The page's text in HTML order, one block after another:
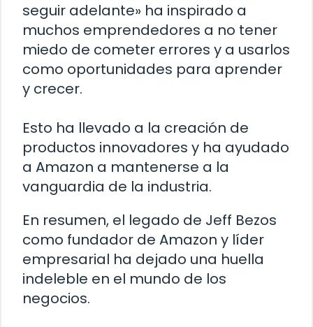
seguir adelante» ha inspirado a
muchos emprendedores a no tener
miedo de cometer errores y a usarlos
como oportunidades para aprender
y crecer.
Esto ha llevado a la creación de
productos innovadores y ha ayudado
a Amazon a mantenerse a la
vanguardia de la industria.
En resumen, el legado de Jeff Bezos
como fundador de Amazon y líder
empresarial ha dejado una huella
indeleble en el mundo de los
negocios.